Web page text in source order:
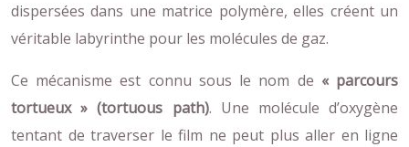
dispersées dans une matrice polymère, elles créent un
véritable labyrinthe pour les molécules de gaz.
Ce mécanisme est connu sous le nom de « parcours
tortueux » (tortuous path). Une molécule d’oxygène
tentant de traverser le film ne peut plus aller en ligne